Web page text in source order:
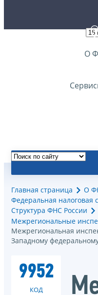
О
Главная страница
О
Федеральная налоговая
Структура ФНС России
Межрегиональные
Межрегиональная
Западному
9952
КОД